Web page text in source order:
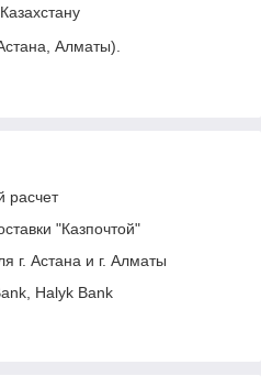
Алматы).
расчет
"Казпочтой"
г. Астана и г. Алматы
Halyk Bank